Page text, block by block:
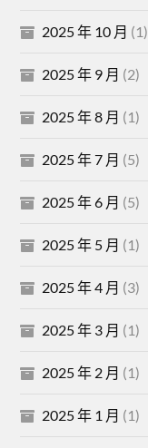
2025 年 10 月 (1)
2025 年 9 月 (2)
2025 年 8 月 (1)
2025 年 7 月 (5)
2025 年 6 月 (5)
2025 年 5 月 (1)
2025 年 4 月 (3)
2025 年 3 月 (1)
2025 年 2 月 (1)
2025 年 1 月 (1)